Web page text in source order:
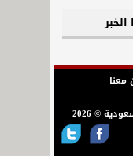
معنا
© 2026